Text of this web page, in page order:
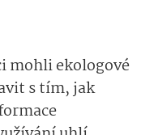
mohli ekologové
s tím, jak